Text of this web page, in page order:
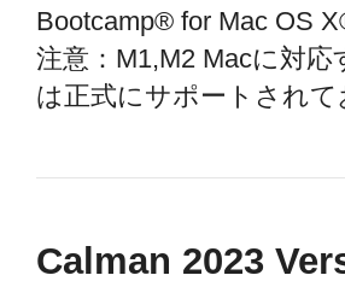
Bootcamp® for Mac OS
注意：M1,M2 Macに対
は正式にサポートされて
Calman 2023